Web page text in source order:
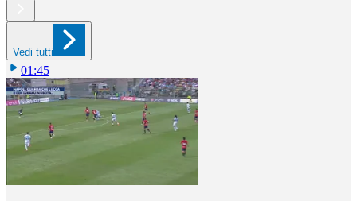
Vedi tutti
01:45